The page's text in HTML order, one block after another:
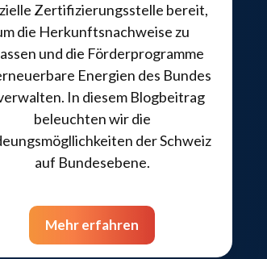
Zertifizierungsstelle bereit,
die Herkunftsnachweise zu
und die Förderprogramme
Energien des Bundes
In diesem Blogbeitrag
beleuchten wir die
der Schweiz
auf Bundesebene.
Mehr erfahren